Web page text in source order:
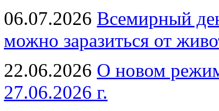
06.07.2026 Всемирный
можно заразиться от
22.06.2026 О новом
27.06.2026 г.